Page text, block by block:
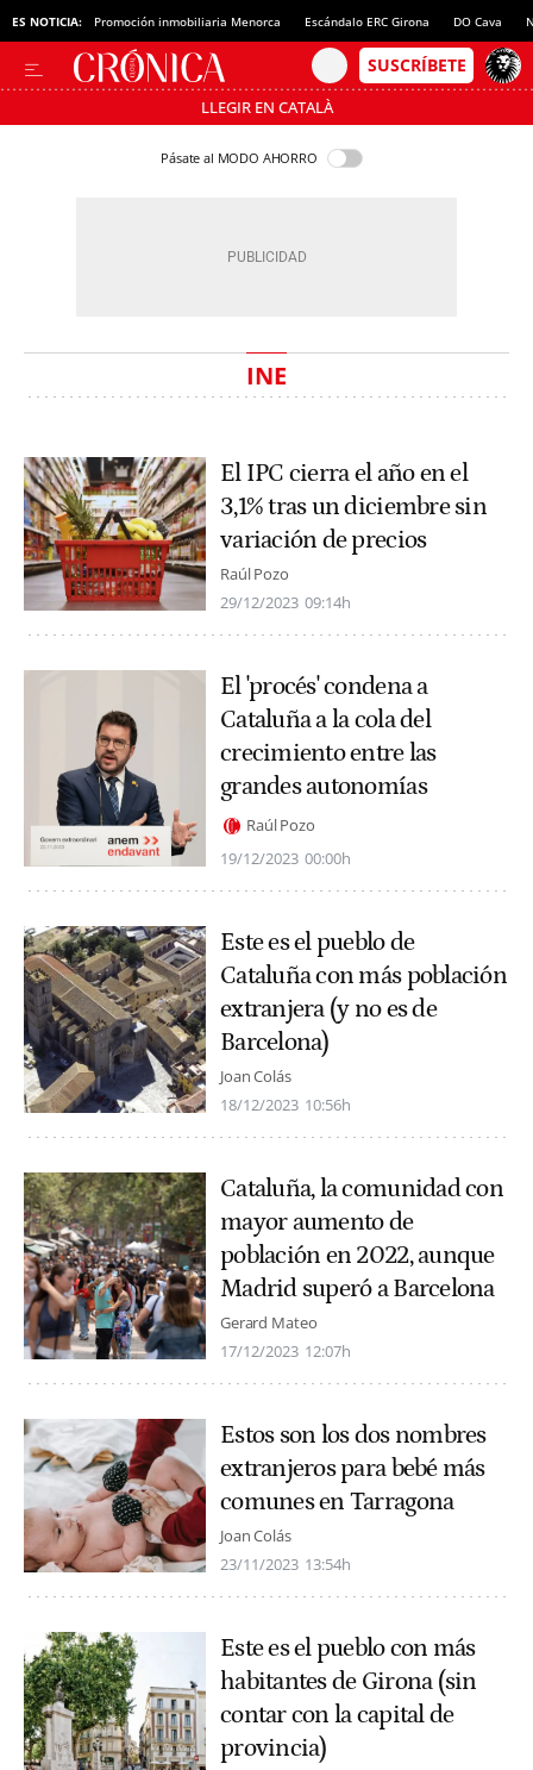
ES NOTICIA: Promoción inmobiliaria Menorca Escándalo ERC Girona DO Cava
LLEGIR EN CATALÀ
Pásate al MODO AHORRO
INE
El IPC cierra el año en el
3,1% tras un diciembre sin
variación de precios
Raúl Pozo
29/12/2023 09:14h
El 'procés' condena a
Cataluña a la cola del
crecimiento entre las
grandes autonomías
Raúl Pozo
19/12/2023 00:00h
Este es el pueblo de
Cataluña con más población
extranjera (y no es de
Barcelona)
Joan Colás
18/12/2023 10:56h
Cataluña, la comunidad con
mayor aumento de
población en 2022, aunque
Madrid superó a Barcelona
Gerard Mateo
17/12/2023 12:07h
Estos son los dos nombres
extranjeros para bebé más
comunes en Tarragona
Joan Colás
23/11/2023 13:54h
Este es el pueblo con más
habitantes de Girona (sin
contar con la capital de
provincia)